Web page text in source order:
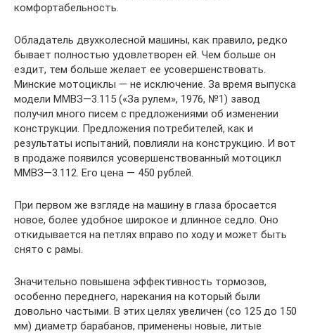
комфортабельность.
Обладатель двухколесной машины, как правило, редко
бывает полностью удовлетворен ей. Чем больше он
ездит, тем больше желает ее усовершенствовать.
Минские мотоциклы — не исключение. За время выпуска
модели ММВЗ—3.115 («За рулем», 1976, №1) завод
получил много писем с предложениями об изменении
конструкции. Предложения потребителей, как и
результаты испытаний, повлияли на конструкцию. И вот
в продаже появился усовершенствованный мотоцикл
ММВЗ—3.112. Его цена — 450 рублей.
При первом же взгляде на машину в глаза бросается
новое, более удобное широкое и длинное седло. Оно
откидывается на петлях вправо по ходу и может быть
снято с рамы.
Значительно повышена эффективность тормозов,
особенно переднего, нарекания на который были
довольно частыми. В этих целях увеличен (со 125 до 150
мм) диаметр барабанов, применены новые, литые